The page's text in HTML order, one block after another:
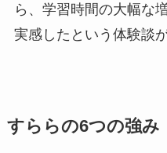
ら、学習時間の大幅な
実感したという体験談
すららの6つの強み